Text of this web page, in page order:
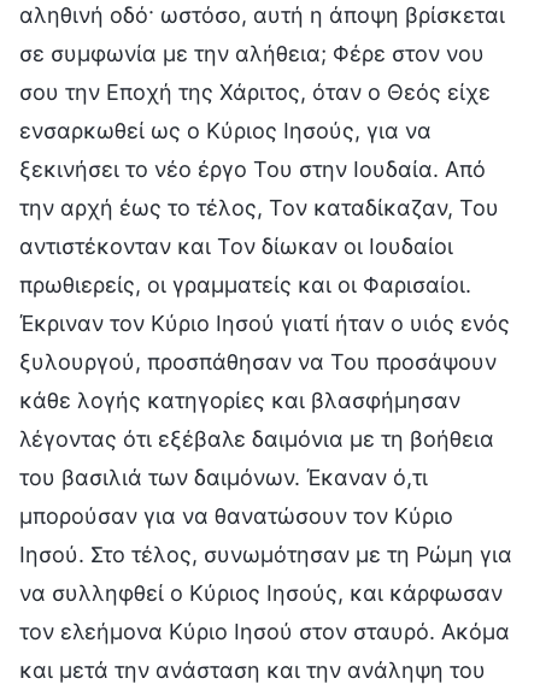
αληθινή οδό· ωστόσο, αυτή η άποψη βρίσκεται
σε συμφωνία με την αλήθεια; Φέρε στον νου
σου την Εποχή της Χάριτος, όταν ο Θεός είχε
ενσαρκωθεί ως ο Κύριος Ιησούς, για να
ξεκινήσει το νέο έργο Του στην Ιουδαία. Από
την αρχή έως το τέλος, Τον καταδίκαζαν, Του
αντιστέκονταν και Τον δίωκαν οι Ιουδαίοι
πρωθιερείς, οι γραμματείς και οι Φαρισαίοι.
Έκριναν τον Κύριο Ιησού γιατί ήταν ο υιός ενός
ξυλουργού, προσπάθησαν να Του προσάψουν
κάθε λογής κατηγορίες και βλασφήμησαν
λέγοντας ότι εξέβαλε δαιμόνια με τη βοήθεια
του βασιλιά των δαιμόνων. Έκαναν ό,τι
μπορούσαν για να θανατώσουν τον Κύριο
Ιησού. Στο τέλος, συνωμότησαν με τη Ρώμη για
να συλληφθεί ο Κύριος Ιησούς, και κάρφωσαν
τον ελεήμονα Κύριο Ιησού στον σταυρό. Ακόμα
και μετά την ανάσταση και την ανάληψη του